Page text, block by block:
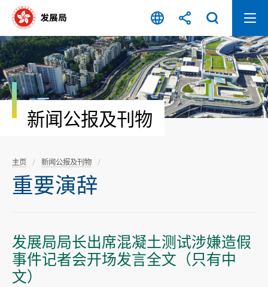
容
开
始
新闻公报及刊物
主页 新闻公报及刊物
重要演辞
发展局局长出席混凝土测试涉嫌造假
事件记者会开场发言全文（只有中
文）